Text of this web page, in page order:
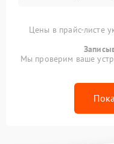
Цены в прайс-листе
Мы проверим ваше